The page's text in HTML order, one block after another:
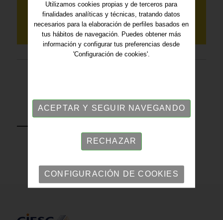
VOLVER
Utilizamos cookies propias y de terceros para
finalidades analíticas y técnicas, tratando datos
necesarios para la elaboración de perfiles basados en
tus hábitos de navegación. Puedes obtener más
información y configurar tus preferencias desde
'Configuración de cookies'.
ACEPTAR Y SEGUIR NAVEGANDO
RECHAZAR
CONFIGURACIÓN DE COOKIES